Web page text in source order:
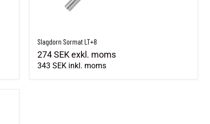
Slagdorn Sormat LT+8
274 SEKexkl. moms
343 SEKinkl. moms